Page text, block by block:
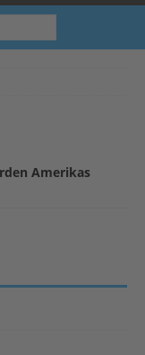
Amerikas